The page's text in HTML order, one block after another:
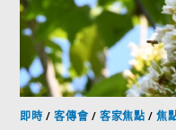
即時 /客傳會/客家焦點 /焦